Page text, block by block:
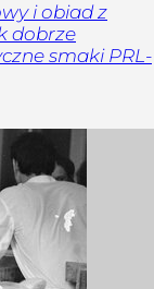
i obiad z
dobrze
smaki PRL-